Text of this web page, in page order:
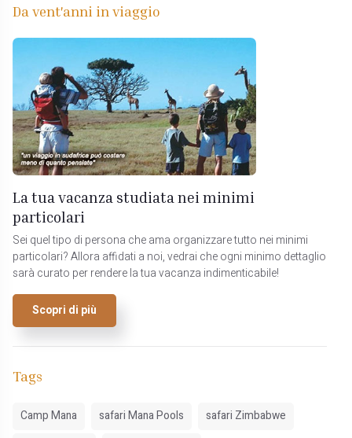
Da vent'anni in viaggio
La tua vacanza studiata nei minimi
particolari
Sei quel tipo di persona che ama organizzare tutto nei minimi
particolari? Allora affidati a noi, vedrai che ogni minimo dettaglio
sarà curato per rendere la tua vacanza indimenticabile!
Scopri di più
Tags
Camp Mana safari Mana Pools
safari Zimbabwe